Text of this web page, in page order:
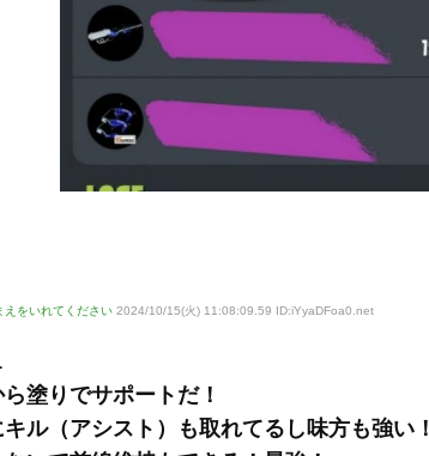
えをいれてください 2024/10/15(火) 11:08:09.59 ID:iYyaDFoa0 .net
塗りでサポートだ！
ル（アシスト）も取れてるし味方も強い！